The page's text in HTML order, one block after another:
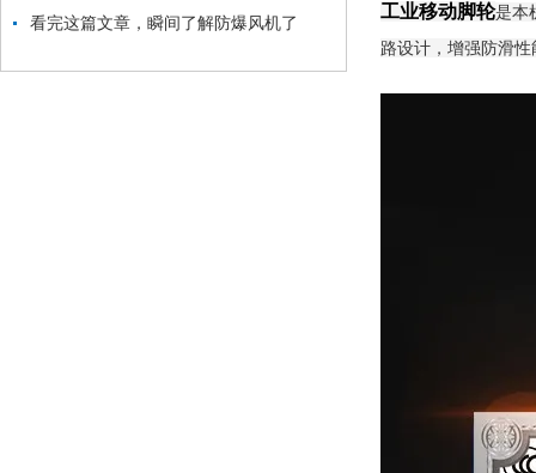
看完这篇文章，瞬间了解防爆风机了
工业移动脚轮是本
路设计，增强防滑性